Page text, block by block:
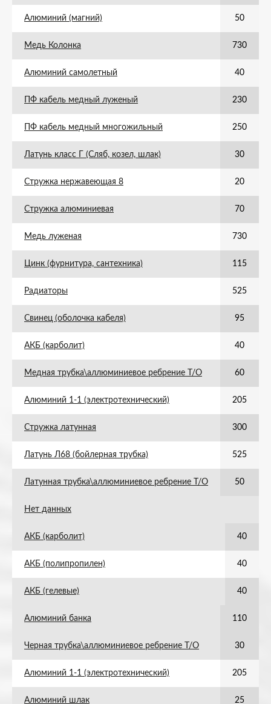
Алюминий (магний) 50
Медь Колонка 730
Алюминий самолетный 40
ПФ кабель медный луженый 230
ПФ кабель медный многожильный 250
Латунь класс Г (Сляб, козел, шлак) 30
Стружка нержавеющая 8 20
Стружка алюминиевая 70
Медь луженая 730
Цинк (фурнитура, сантехника) 115
Радиаторы 525
Свинец (оболочка кабеля) 95
АКБ (карболит) 40
Медная трубка\аллюминиевое ребрение Т/О 60
Алюминий 1-1 (электротехнический) 205
Стружка латунная 300
Латунь Л68 (бойлерная трубка) 525
Латунная трубка\аллюминиевое ребрение Т/О 50
Нет данных
АКБ (карболит) 40
АКБ (полипропилен) 40
АКБ (гелевые) 40
Алюминий банка 110
Черная трубка\аллюминиевое ребрение Т/О 30
Алюминий 1-1 (электротехнический) 205
Алюминий шлак 25